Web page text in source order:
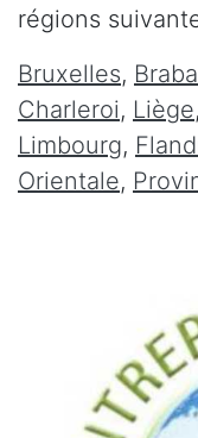
régions
Bruxelles,
Charleroi, Liège,
Limbourg,
Orientale,